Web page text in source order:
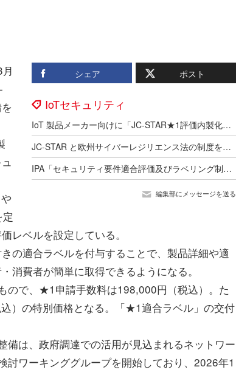
シェア ポスト
IoTセキュリティ
IoT 製品メーカー向けに「JC-STAR★1評価内製化支援コース」を新設、9 / 18 セミナー開催
JC-STAR と欧州サイバーレジリエンス法の制度を比較
IPA「セキュリティ要件適合評価及びラベリング制度 (JC-STAR) 通信機器 ★３セキュリティ要件」公開
編集部にメッセージを送る
レベルを設定している。
の適合ラベルを付与することで、製品詳細や適
消費者が簡単に取得できるようになる。
で、★1申請手数料は198,000円（税込）。た
）の特別価格となる。「★1適合ラベル」の交付
は、政府調達での活用が見込まれるネットワー
ワーキンググループを開始しており、2026年1